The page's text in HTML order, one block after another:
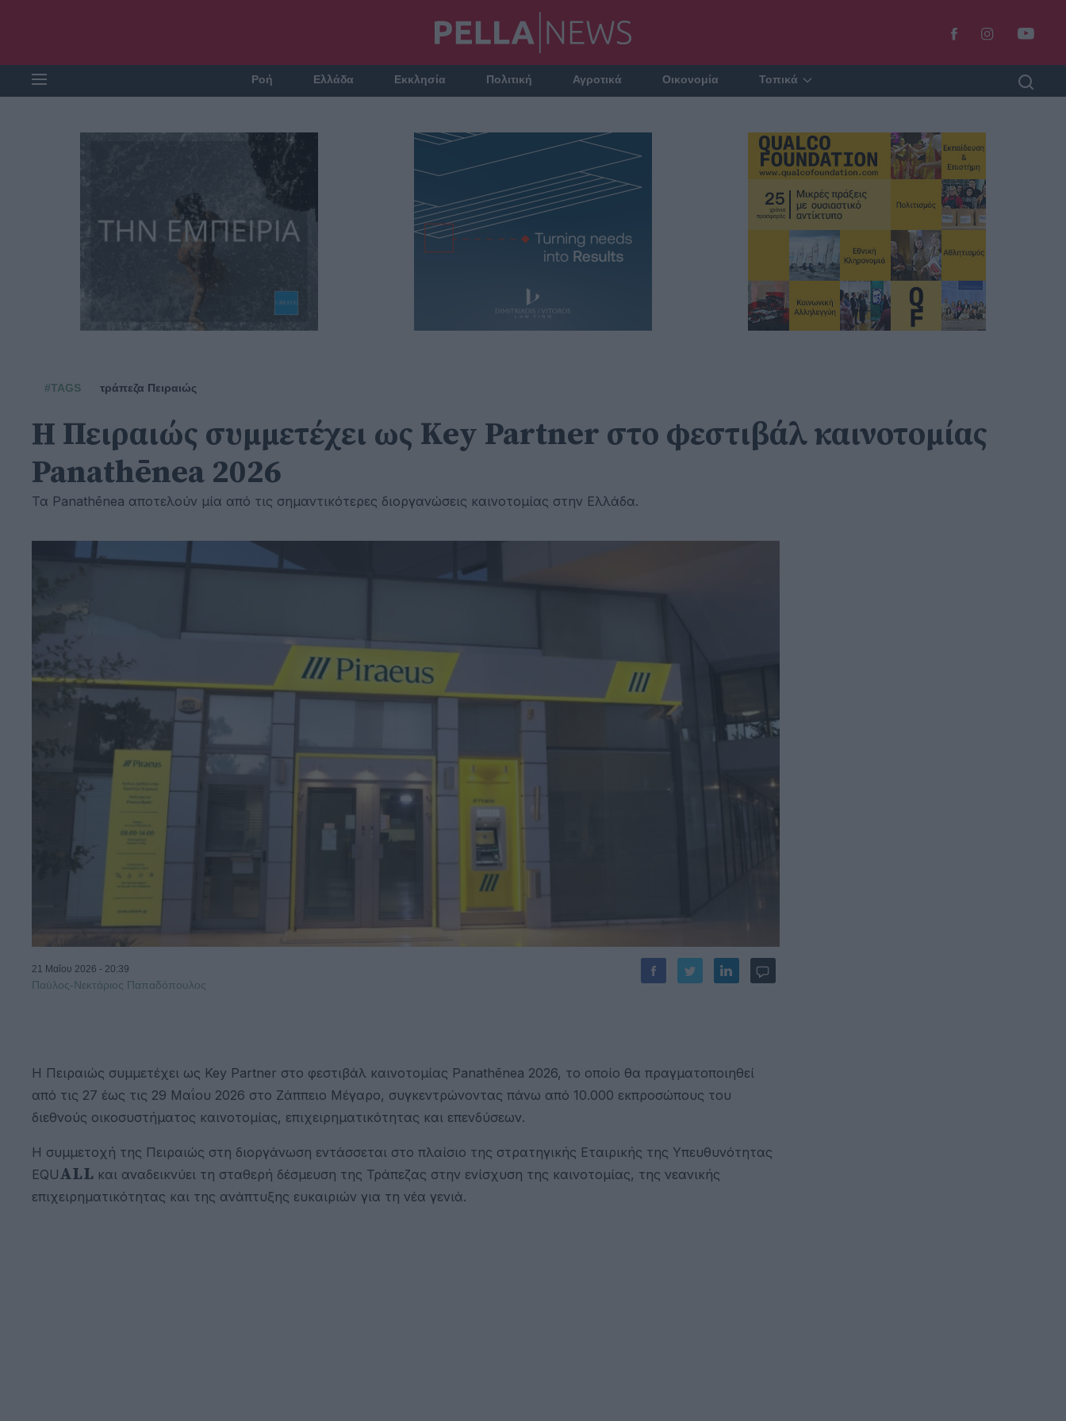
Ροή Ελλάδα Εκκλησία Πολιτική Αγροτικά Οικονομία Τοπικά
#TAGS τράπεζα Πειραιώς
Η Πειραιώς συμμετέχει ως Key Partner στο φεστιβάλ καινοτομίας
Panathēnea 2026
Τα Panathēnea αποτελούν μία από τις σημαντικότερες διοργανώσεις καινοτομίας στην Ελλάδα.
21 Μαΐου 2026 - 20:39
Παύλος-Νεκτάριος Παπαδόπουλος
Η Πειραιώς συμμετέχει ως Key Partner στο φεστιβάλ καινοτομίας Panathēnea 2026, το οποίο θα πραγματοποιηθεί
από τις 27 έως τις 29 Μαΐου 2026 στο Ζάππειο Μέγαρο, συγκεντρώνοντας πάνω από 10.000 εκπροσώπους του
διεθνούς οικοσυστήματος καινοτομίας, επιχειρηματικότητας και επενδύσεων.
Η συμμετοχή της Πειραιώς στη διοργάνωση εντάσσεται στο πλαίσιο της στρατηγικής Εταιρικής της Υπευθυνότητας
EQUALL και αναδεικνύει τη σταθερή δέσμευση της Τράπεζας στην ενίσχυση της καινοτομίας, της νεανικής
επιχειρηματικότητας και της ανάπτυξης ευκαιριών για τη νέα γενιά.